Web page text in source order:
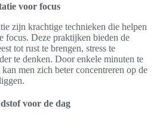
voor focus
zijn krachtige technieken die helpen
focus. Deze praktijken bieden de
tot rust te brengen, stress te
te denken. Door enkele minuten te
kan men zich beter concentreren op de
voor de dag